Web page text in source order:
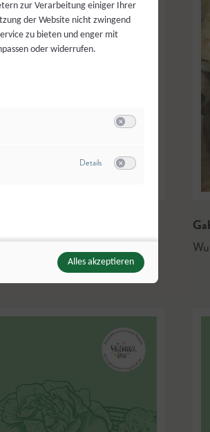
zur Verarbeitung einiger Ihrer
der Website nicht zwingend
zu bieten und enger mit
oder widerrufen.
Switch zum Einwilligen
Detailszu Meta Pixel
Switch zum Einwilligen
Alles akzeptieren